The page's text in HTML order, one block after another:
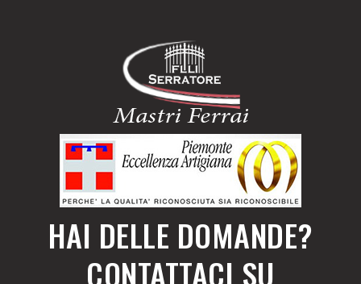
HAI DELLE DOMANDE?
CONTATTACI SU